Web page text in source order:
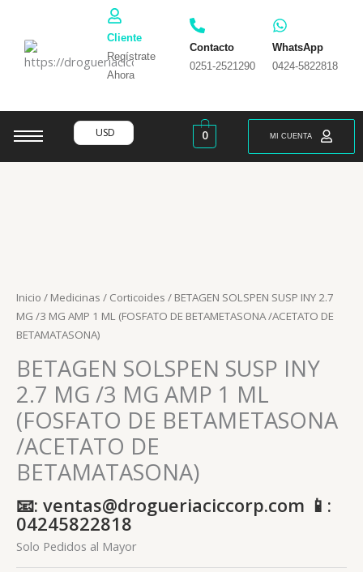
contenido
Cliente
Regístrate
Ahora
Contacto
0251-2521290
WhatsApp
0424-5822818
USD 0 MI CUENTA
Inicio / Medicinas / Corticoides / BETAGEN SOLSPEN SUSP INY 2.7
MG /3 MG AMP 1 ML (FOSFATO DE BETAMETASONA /ACETATO DE
BETAMATASONA)
BETAGEN SOLSPEN SUSP INY
2.7 MG /3 MG AMP 1 ML
(FOSFATO DE BETAMETASONA
/ACETATO DE
BETAMATASONA)
📧: ventas@drogueriaciccorp.com 📱:
04245822818
Solo Pedidos al Mayor